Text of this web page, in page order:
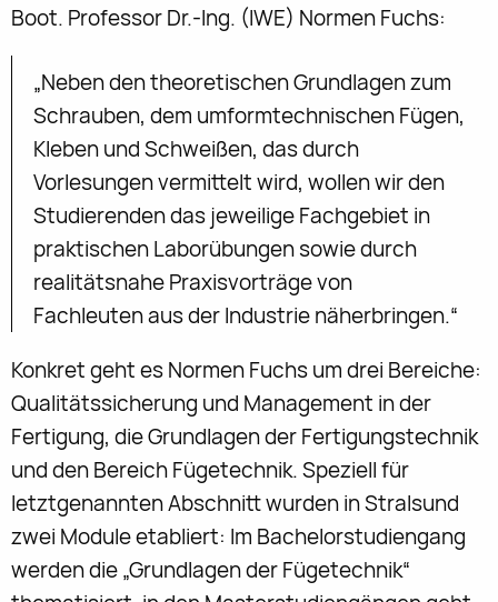
Boot. Professor Dr.-Ing. (IWE) Normen Fuchs:
„Neben den theoretischen Grundlagen zum
Schrauben, dem umformtechnischen Fügen,
Kleben und Schweißen, das durch
Vorlesungen vermittelt wird, wollen wir den
Studierenden das jeweilige Fachgebiet in
praktischen Laborübungen sowie durch
realitätsnahe Praxisvorträge von
Fachleuten aus der Industrie näherbringen.“
Konkret geht es Normen Fuchs um drei Bereiche:
Qualitätssicherung und Management in der
Fertigung, die Grundlagen der Fertigungstechnik
und den Bereich Fügetechnik. Speziell für
letztgenannten Abschnitt wurden in Stralsund
zwei Module etabliert: Im Bachelorstudiengang
werden die „Grundlagen der Fügetechnik“